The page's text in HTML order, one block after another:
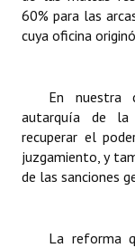
60% para las
cuya oficina
En nuestra
autarquía de la
recuperar el
juzgamiento, y
de las sanciones
La reforma